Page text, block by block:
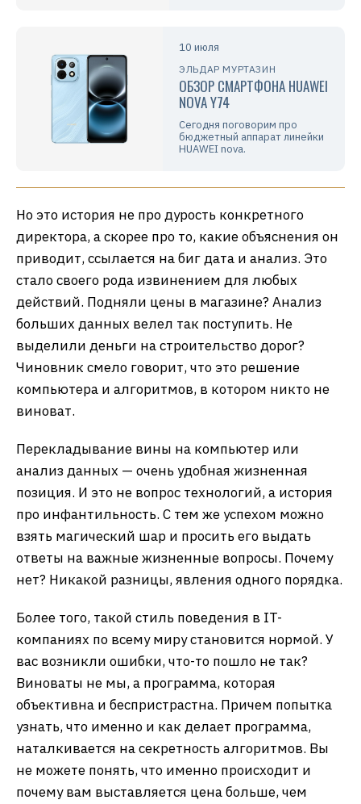
10 июля
ЭЛЬДАР МУРТАЗИН
ОБЗОР СМАРТФОНА HUAWEI
NOVA Y74
Сегодня поговорим про
бюджетный аппарат линейки
HUAWEI nova.
Но это история не про дурость конкретного
директора, а скорее про то, какие объяснения он
приводит, ссылается на биг дата и анализ. Это
стало своего рода извинением для любых
действий. Подняли цены в магазине? Анализ
больших данных велел так поступить. Не
выделили деньги на строительство дорог?
Чиновник смело говорит, что это решение
компьютера и алгоритмов, в котором никто не
виноват.
Перекладывание вины на компьютер или
анализ данных — очень удобная жизненная
позиция. И это не вопрос технологий, а история
про инфантильность. С тем же успехом можно
взять магический шар и просить его выдать
ответы на важные жизненные вопросы. Почему
нет? Никакой разницы, явления одного порядка.
Более того, такой стиль поведения в IT-
компаниях по всему миру становится нормой. У
вас возникли ошибки, что-то пошло не так?
Виноваты не мы, а программа, которая
объективна и беспристрастна. Причем попытка
узнать, что именно и как делает программа,
наталкивается на секретность алгоритмов. Вы
не можете понять, что именно происходит и
почему вам выставляется цена больше, чем